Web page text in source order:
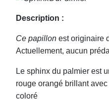
Description :
Ce papillon est originaire
Actuellement, aucun
Le sphinx du palmier est
rouge orangé brillant
coloré